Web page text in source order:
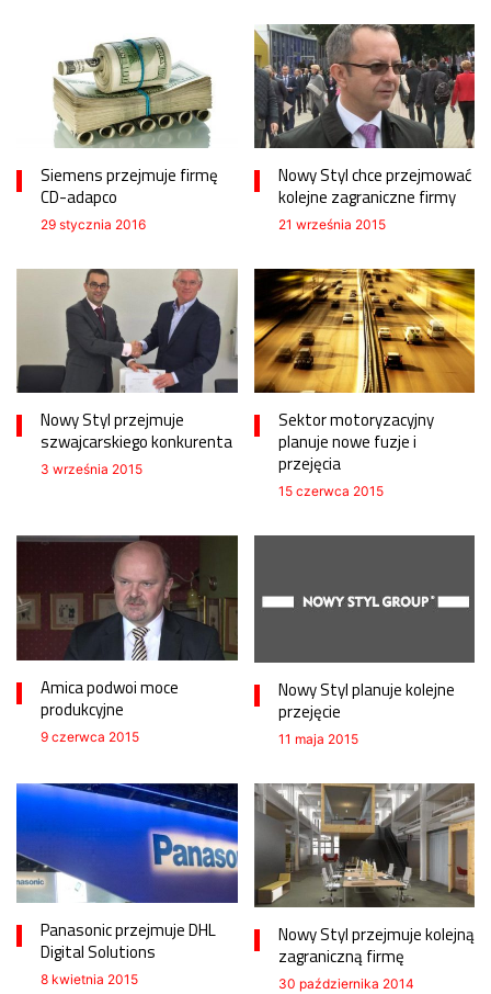
Siemens przejmuje firmę
CD-adapco
29 stycznia 2016
Nowy Styl chce przejmować
kolejne zagraniczne firmy
21 września 2015
Nowy Styl przejmuje
szwajcarskiego konkurenta
3 września 2015
Sektor motoryzacyjny
planuje nowe fuzje i
przejęcia
15 czerwca 2015
Amica podwoi moce
produkcyjne
9 czerwca 2015
Nowy Styl planuje kolejne
przejęcie
11 maja 2015
Panasonic przejmuje DHL
Digital Solutions
8 kwietnia 2015
Nowy Styl przejmuje kolejną
zagraniczną firmę
30 października 2014